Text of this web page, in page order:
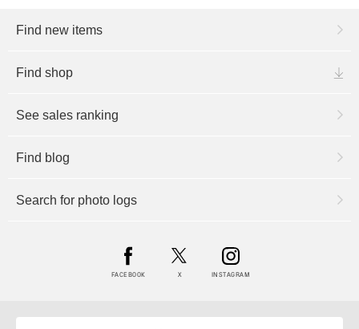
Find new items
Find shop
See sales ranking
Find blog
Search for photo logs
FACEBOOK X INSTAGRAM